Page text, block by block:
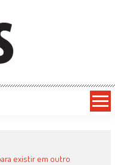
existir em outro